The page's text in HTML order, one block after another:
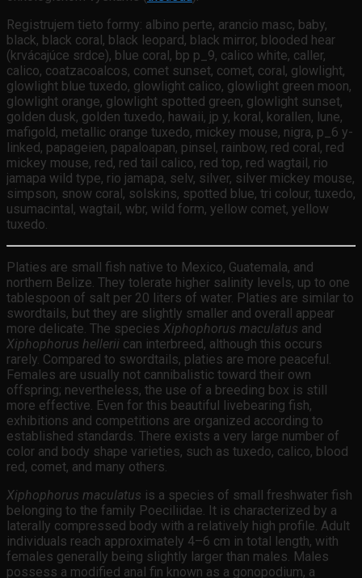
Registrujem tieto formy: albino perte, arancio masc, baby,
black, black coral, black leopard, black mirror, blooded hear
(krvácajúce srdce), blue coral, bp p_9, calico white, caller,
calico, coatzacoalcos, comet sunset, comet, coral, glowlight,
glowlight blue tuxedo, glowlight calico, glowlight green moon,
glowlight orange, glowlight spotted green, glowlight sunset,
golden dusk, golden tuxedo, hawaii, jp y, koral, korallen, lune,
mafigold, metallic orange tuxedo, mickey mouse, nigra, p_6 y-
linked, papageien, papaloapan, pinsel, rainbow, red coral, red
mickey mouse, red, red tail calico, red top, red wagtail, rio
jamapa wild type, rio jamapa, selv, silver, silver mickey mouse,
simpson, snow coral, solskins, spotted blue, tri colour, tuxedo,
usumacintal, wagtail, wbr, wild form, yellow comet, yellow
tuxedo.
Platies are small fish native to Mexico, Guatemala, and
northern Belize. They tolerate higher salinity levels, up to one
tablespoon of salt per 20 liters of water. Platies are similar to
swordtails, but they are slightly smaller and overall appear
more delicate. The species Xiphophorus maculatus and
Xiphophorus hellerii can interbreed, although this occurs
rarely. Compared to swordtails, platies are more peaceful.
Females are usually not cannibalistic toward their own
offspring; nevertheless, the use of a breeding box is still
more effective. Even for this beautiful livebearing fish,
exhibitions and competitions are organized according to
established standards. There exists a very large number of
color and body shape varieties, such as tuxedo, calico, blood
red, comet, and many others.
Xiphophorus maculatus is a species of small freshwater fish
belonging to the family Poeciliidae. It is characterized by a
laterally compressed body with a relatively high profile. Adult
individuals reach approximately 4–6 cm in total length, with
females generally being slightly larger than males. Males
possess a modified anal fin known as a gonopodium, a